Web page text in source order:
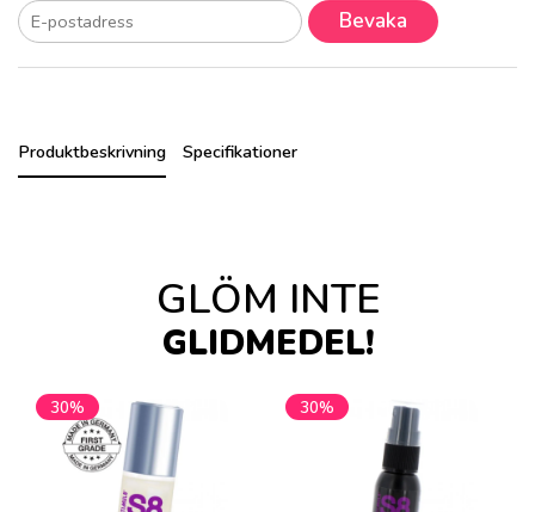
Bevaka
Produktbeskrivning Specifikationer
GLÖM INTE
GLIDMEDEL!
30% 30%